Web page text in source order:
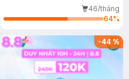
Chết 210ml + Dung Dịch Tẩy Da
Chết 2% BHA 30ml
46/tháng
64%
-44%